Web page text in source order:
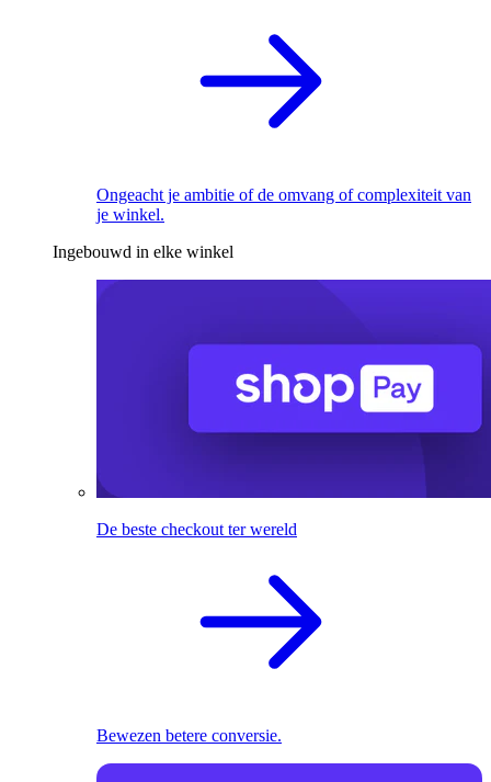
Ongeacht je ambitie of de omvang of complexiteit van
je winkel.
Ingebouwd in elke winkel
De beste checkout ter wereld
Bewezen betere conversie.